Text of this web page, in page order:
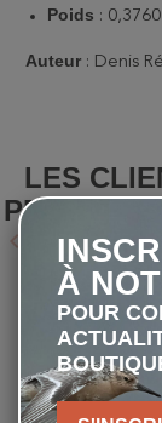
Poids : ‎
Auteur : Denis
LES
PRODUIT
Précédent
keyboard_arrow_left Suivant
À
POUR